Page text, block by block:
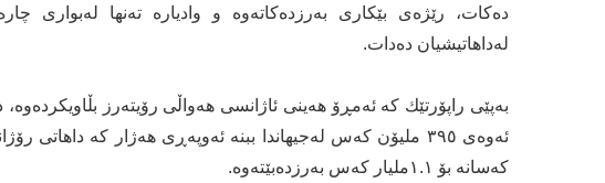
ده‌كات، رێژه‌ی بێكاری به‌رزده‌كاته‌وه‌ و وادیاره‌ ته‌نها له‌بواری
له‌داهاتیشیان ده‌دات.
به‌پێی راپۆرتێك كه‌ ئه‌مڕۆ هه‌ینی ئاژانسی هه‌واڵی رۆیته‌رز
كه‌سانه‌ بۆ ١.١ملیار كه‌س به‌رزده‌بێته‌وه‌.